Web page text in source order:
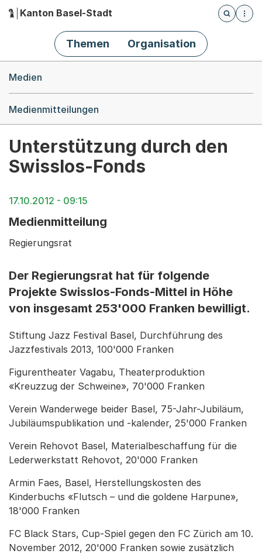
Hauptnavigation
Kanton Basel-Stadt
Öffnet
Themen Organisation
Medien
Medienmitteilungen
Unterstützung durch den
Swisslos-Fonds
17.10.2012 - 09:15
Medienmitteilung
Regierungsrat
Der Regierungsrat hat für folgende
Projekte Swisslos-Fonds-Mittel in Höhe
von insgesamt 253'000 Franken bewilligt.
Stiftung Jazz Festival Basel, Durchführung des
Jazzfestivals 2013, 100'000 Franken
Figurentheater Vagabu, Theaterproduktion
«Kreuzzug der Schweine», 70'000 Franken
Verein Wanderwege beider Basel, 75-Jahr-Jubiläum,
Jubiläumspublikation und -kalender, 25'000 Franken
Verein Rehovot Basel, Materialbeschaffung für die
Lederwerkstatt Rehovot, 20'000 Franken
Armin Faes, Basel, Herstellungskosten des
Kinderbuchs «Flutsch – und die goldene Harpune»,
18'000 Franken
FC Black Stars, Cup-Spiel gegen den FC Zürich am 10.
November 2012, 20'000 Franken sowie zusätzlich